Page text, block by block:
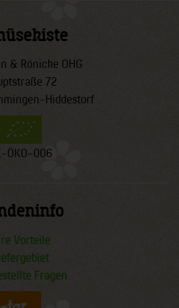
& Rönicke OHG
72
Hiddestorf
ÖKO-006
Vorteile
Fragen